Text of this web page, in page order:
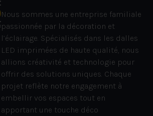
Nous sommes une entreprise familiale
passionnée par la décoration et
l’éclairage. Spécialisés dans les dalles
LED imprimées de haute qualité, nous
allions créativité et technologie pour
offrir des solutions uniques. Chaque
projet reflète notre engagement à
embellir vos espaces tout en
apportant une touche déco